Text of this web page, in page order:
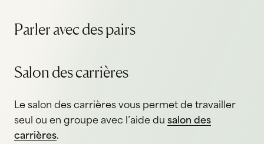
Parler avec des pairs
Salon des carrières
Le salon des carrières vous permet de travailler
seul ou en groupe avec l’aide du salon des
carrières.